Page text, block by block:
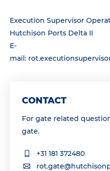
Execution Supervisor
Hutchison Ports Delta II
E-
mail:
CONTACT
For gate related
gate.
+31 181 372480